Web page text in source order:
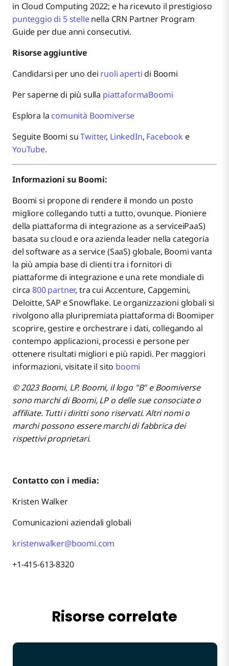
in Cloud Computing 2022; e ha ricevuto il prestigioso
punteggio di 5 stellenella CRN Partner Program
Guide per due anni consecutivi.
Risorse aggiuntive
Candidarsi per uno dei ruoli apertidi Boomi
Per saperne di più sulla piattaformaBoomi
Esplora la comunità Boomiverse
Seguite Boomi suTwitter, LinkedIn, Facebook e
YouTube.
Informazioni su Boomi:
Boomi si propone di rendere il mondo un posto
migliore collegando tutti a tutto, ovunque. Pioniere
della piattaforma di integrazione as a serviceiPaaS)
basata su cloud e ora azienda leader nella categoria
del software as a service (SaaS) globale, Boomi vanta
la più ampia base di clienti tra i fornitori di
piattaforme di integrazione e una rete mondiale di
circa800 partner, tra cui Accenture, Capgemini,
Deloitte, SAP e Snowflake. Le organizzazioni globali si
rivolgono alla pluripremiata piattaforma di Boomiper
scoprire, gestire e orchestrare i dati, collegando al
contempo applicazioni, processi e persone per
ottenere risultati migliori e più rapidi. Per maggiori
informazioni, visitate il sito boomi
© 2023 Boomi, LP. Boomi, il logo "B" e Boomiverse
sono marchi di Boomi, LP o delle sue consociate o
affiliate. Tutti i diritti sono riservati. Altri nomi o
marchi possono essere marchi di fabbrica dei
rispettivi proprietari.
Contatto con i media:
Kristen Walker
Comunicazioni aziendali globali
kristenwalker@boomi.com
+1-415-613-8320
Risorse correlate